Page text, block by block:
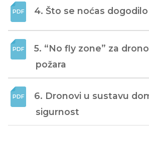
4. Što se noćas
5. “No fly zone” za
požara
6. Dronovi u sustavu
sigurnost